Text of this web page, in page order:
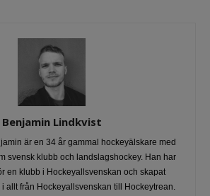
Benjamin Lindkvist
är en 34 år gammal hockeyälskare med
svensk klubb och landslagshockey. Han har
en klubb i Hockeyallsvenskan och skapat
allt från Hockeyallsvenskan till Hockeytrean.